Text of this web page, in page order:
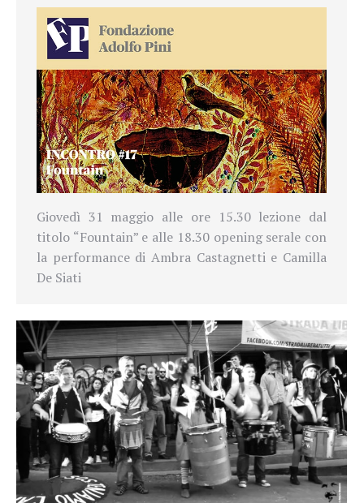
Giovedì 31 maggio alle ore 15.30 lezione dal
titolo “Fountain” e alle 18.30 opening serale con
la performance di Ambra Castagnetti e Camilla
De Siati